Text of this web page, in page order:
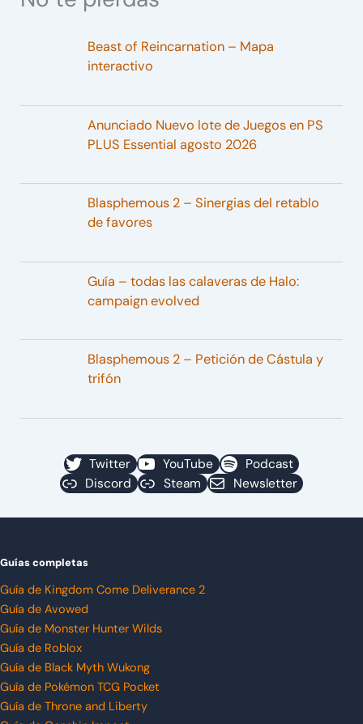
Beast of Reincarnation – Mapa
interactivo
Anunciado Nuevo lote de Juegos en PS
PLUS Essential agosto 2026
Blasphemous 2 – Sinergias del retablo
de favores
Guía – todas las calaveras de Halo:
campaign evolved
Blasphemous 2 – Petición de Cástula y
trifón
Twitter YouTube
Podcast
Discord
Steam Newsletter
Guías completas
Guía de Kingdom Come Deliverance 2
Guía de Avowed
Guía de Monster Hunter Wilds
Guía de Roblox
Guía de Black Myth Wukong
Guía de Pokémon TCG Pocket
Guía de Throne and Liberty